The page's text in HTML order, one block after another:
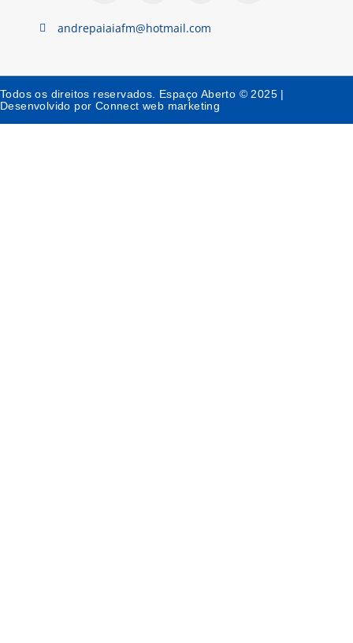
andrepaiaiafm@hotmail.com
Todos os direitos reservados. Espaço Aberto © 2025 |
Desenvolvido por Connect web marketing